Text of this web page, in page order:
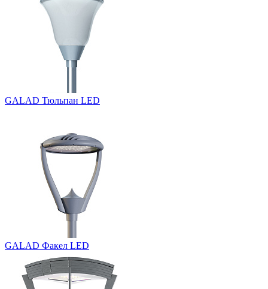
GALAD Тюльпан LED
GALAD Факел LED